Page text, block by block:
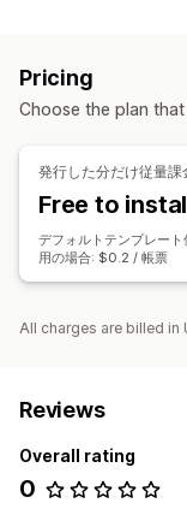
Customization
File management
Print and export
Pricing
Choose the plan
発行した分だけ従量課
Free to
デフォルトテンプレー
用の場合: $0.2 / 帳票
All charges are billed in
Reviews
Overall rating
0